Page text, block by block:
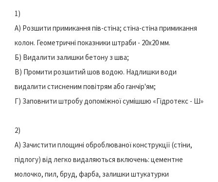
1)
А) Розшити примикання пів-стіна; стіна-стіна примикання
колон. Геометричні показники штраби - 20х20 мм.
Б) Видалити залишки бетону з шва;
В) Промити розшитий шов водою. Надлишки води
видалити стисненим повітрям або ганчір'ям;
Г) Заповнити штробу допоміжної сумішшю «Гідротекс - Ш»
2)
А) Зачистити площині оброблюваної конструкції (стіни,
підлогу) від легко видаляються включень: цементне
молочко, пил, бруд, фарба, залишки штукатурки